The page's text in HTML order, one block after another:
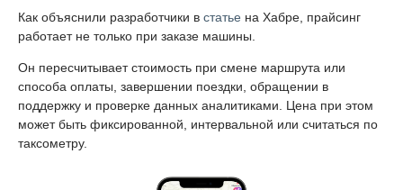
Как объяснили разработчики в статье на Хабре, прайсинг
работает не только при заказе машины.
Он пересчитывает стоимость при смене маршрута или
способа оплаты, завершении поездки, обращении в
поддержку и проверке данных аналитиками. Цена при этом
может быть фиксированной, интервальной или считаться по
таксометру.